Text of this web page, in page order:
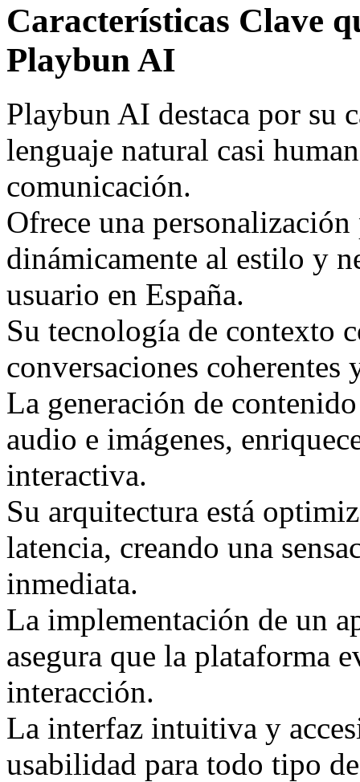
Características Clave
Playbun AI
Playbun AI destaca por su
lenguaje natural casi
comunicación.
Ofrece una
dinámicamente al estilo y
usuario en España.
Su tecnología de contexto
conversaciones
La generación de
audio e imágenes,
interactiva.
Su arquitectura está
latencia, creando una
inmediata.
La implementación de un
asegura que la plataforma
interacción.
La interfaz intuitiva y
usabilidad para todo tipo